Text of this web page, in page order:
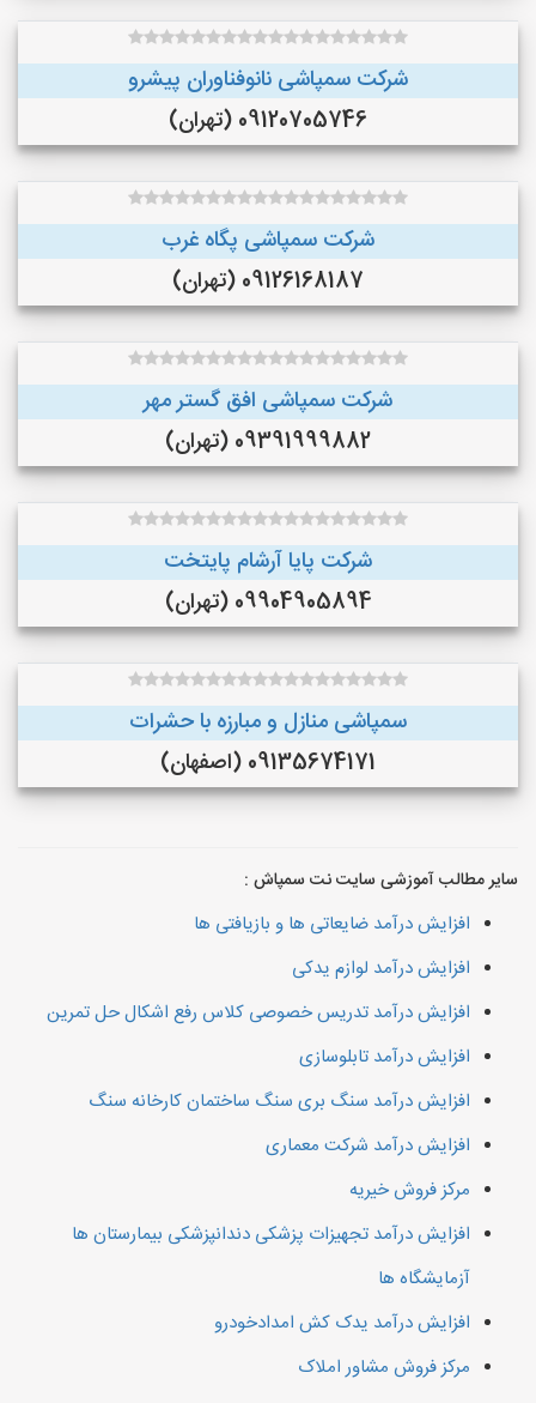
شرکت سمپاشی نانوفناوران پیشرو
09120705746 (تهران)
شرکت سمپاشی پگاه غرب
09126168187 (تهران)
شرکت سمپاشی افق گستر مهر
09391999882 (تهران)
شرکت پایا آرشام پایتخت
09904905894 (تهران)
سمپاشی منازل و مبارزه با حشرات
09135674171 (اصفهان)
سایر مطالب آموزشی سایت نت سمپاش :
افزایش درآمد ضایعاتی ها و بازیافتی ها
افزایش درآمد لوازم یدکی
افزایش درآمد تدریس خصوصی کلاس رفع اشکال حل تمرین
افزایش درآمد تابلوسازی
افزایش درآمد سنگ بری سنگ ساختمان کارخانه سنگ
افزایش درآمد شرکت معماری
مرکز فروش خیریه
افزایش درآمد تجهیزات پزشکی دندانپزشکی بیمارستان ها
آزمایشگاه ها
افزایش درآمد یدک کش امدادخودرو
مرکز فروش مشاور املاک